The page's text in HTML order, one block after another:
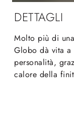
DETTAGLI
Molto più di
Globo dà vita a
personalità,
calore della